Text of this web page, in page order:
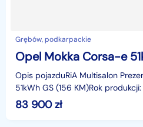
Grębów, podkarpackie
Opel Mokka Corsa-e
Opis pojazduRiA Multisalon
51kWh GS (156 KM)Rok
kmNadwozie: HatchbackPaliwo:
83 900zł